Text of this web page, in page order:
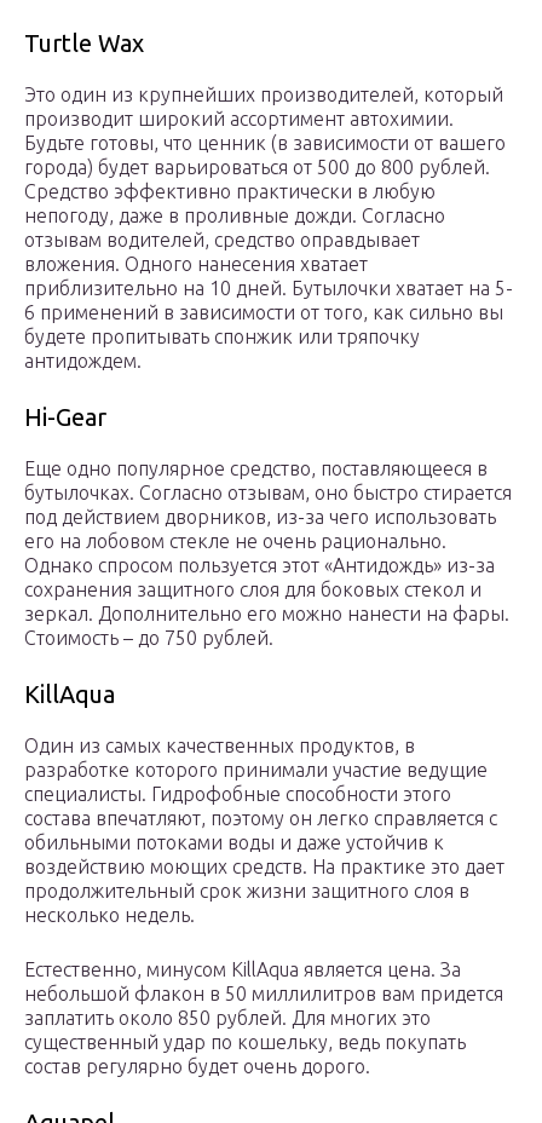
Turtle Wax
Это один из крупнейших производителей, который
производит широкий ассортимент автохимии.
Будьте готовы, что ценник (в зависимости от вашего
города) будет варьироваться от 500 до 800 рублей.
Средство эффективно практически в любую
непогоду, даже в проливные дожди. Согласно
отзывам водителей, средство оправдывает
вложения. Одного нанесения хватает
приблизительно на 10 дней. Бутылочки хватает на 5-
6 применений в зависимости от того, как сильно вы
будете пропитывать спонжик или тряпочку
антидождем.
Hi-Gear
Еще одно популярное средство, поставляющееся в
бутылочках. Согласно отзывам, оно быстро стирается
под действием дворников, из-за чего использовать
его на лобовом стекле не очень рационально.
Однако спросом пользуется этот «Антидождь» из-за
сохранения защитного слоя для боковых стекол и
зеркал. Дополнительно его можно нанести на фары.
Стоимость – до 750 рублей.
KillAqua
Один из самых качественных продуктов, в
разработке которого принимали участие ведущие
специалисты. Гидрофобные способности этого
состава впечатляют, поэтому он легко справляется с
обильными потоками воды и даже устойчив к
воздействию моющих средств. На практике это дает
продолжительный срок жизни защитного слоя в
несколько недель.
Естественно, минусом KillAqua является цена. За
небольшой флакон в 50 миллилитров вам придется
заплатить около 850 рублей. Для многих это
существенный удар по кошельку, ведь покупать
состав регулярно будет очень дорого.